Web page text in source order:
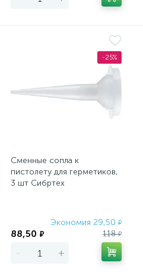
-25%
Сменные сопла к
пистолету для герметиков,
3 шт Сибртех
Экономия 29,50 ₽
88,50 ₽ 118₽
- +